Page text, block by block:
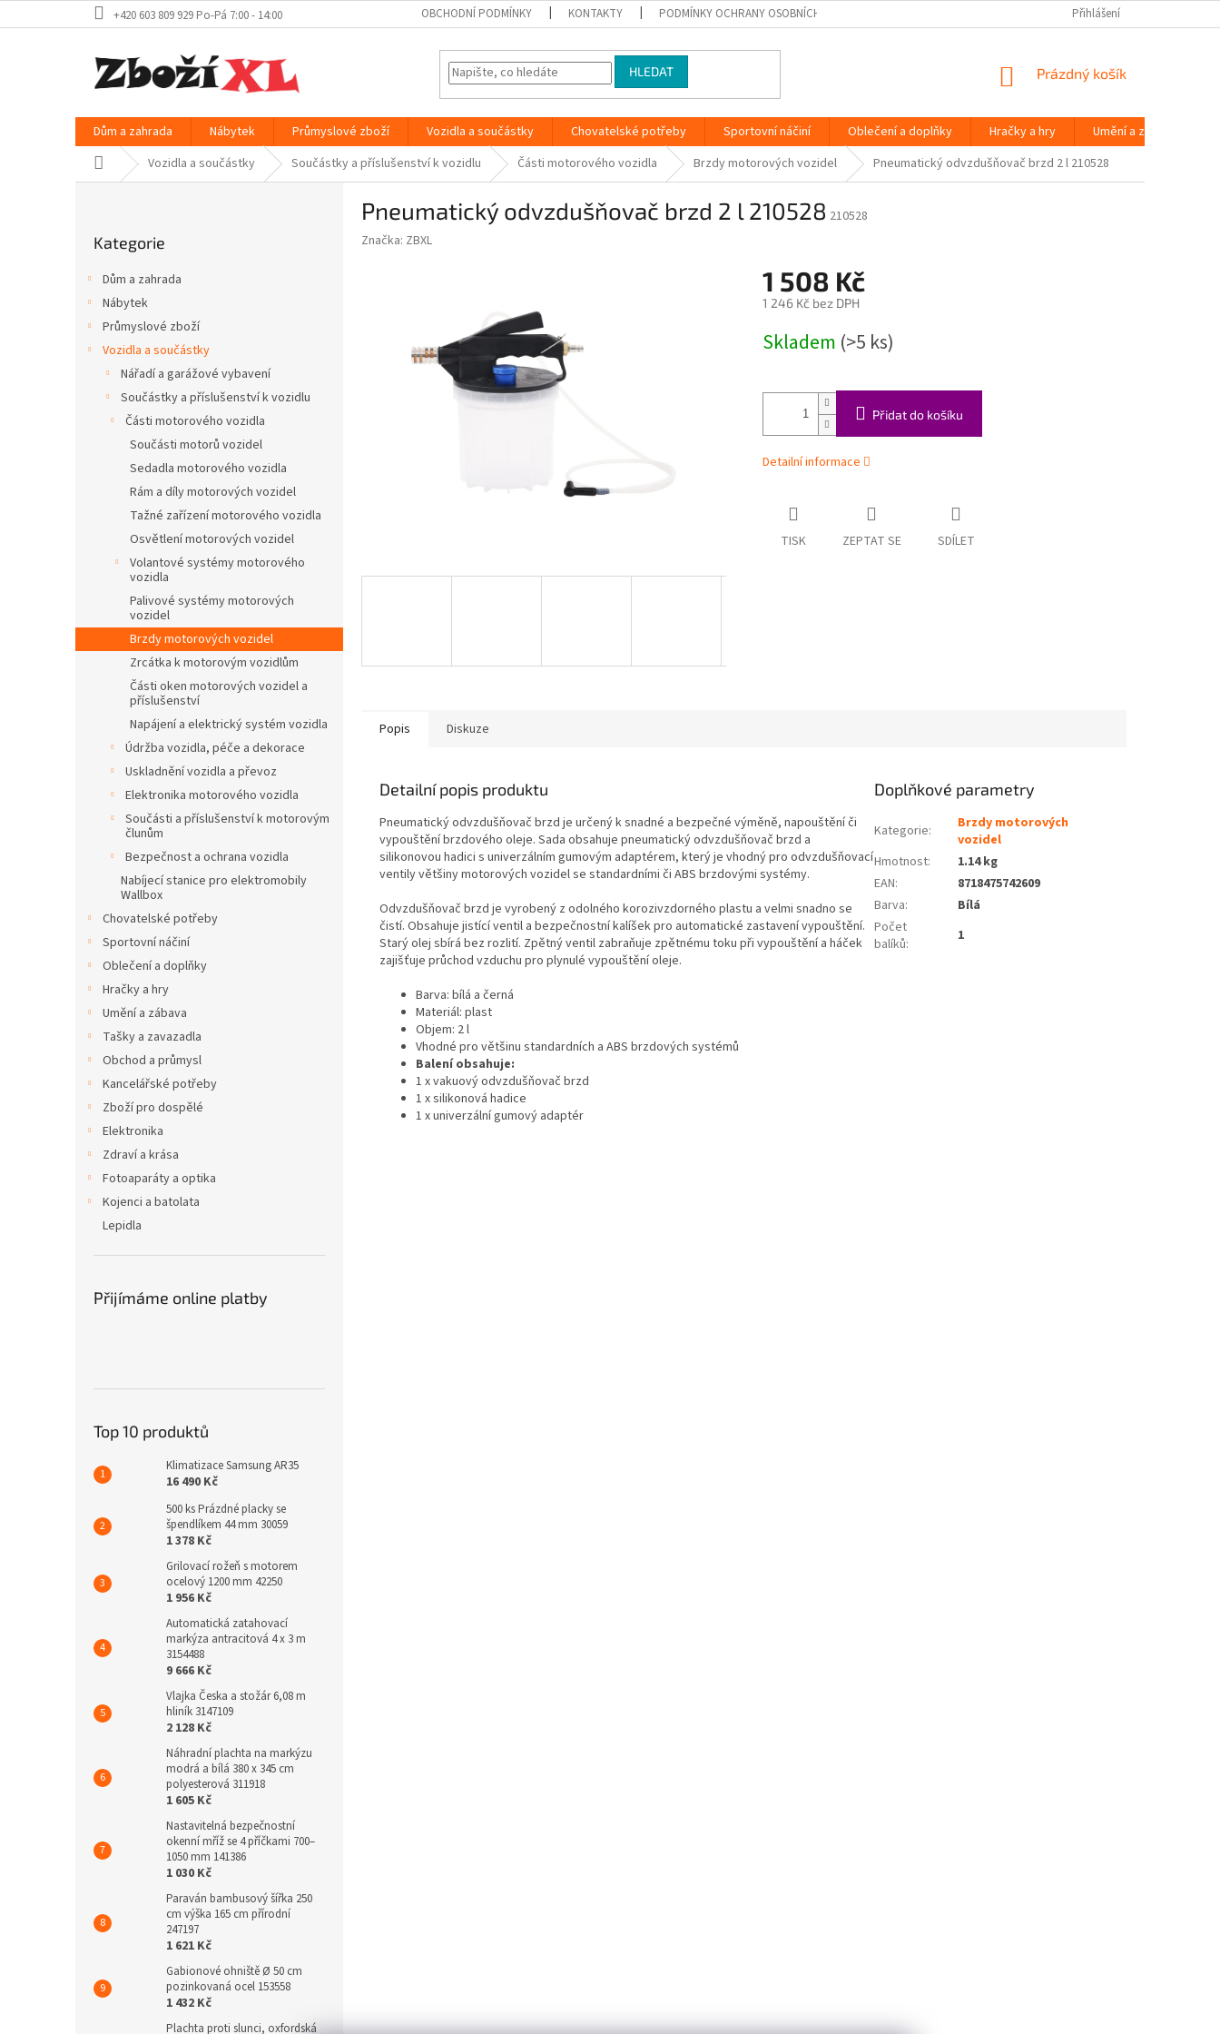
na
+420 603 809 929 Po-Pá 7:00 - 14:00 OBCHODNÍ PODMÍNKY KONTAKTY PODMÍNKY OCHRANY OSOBNÍCH ÚDAJŮ Přihlášení
HLEDAT
NÁKUPNÍ
Prázdný košík
Dům a zahrada Nábytek Průmyslové zboží Vozidla a součástky Chovatelské potřeby Sportovní náčiní Oblečení a doplňky Hračky a hry Umění a zábava
Domů Vozidla a součástky Součástky a příslušenství k vozidlu Části motorového vozidla Brzdy motorových vozidel Pneumatický odvzdušňovač brzd 2 l 210528
kategorie
Kategorie
Dům a zahrada
Nábytek
Průmyslové zboží
Vozidla a součástky
Nářadí a garážové vybavení
Součástky a příslušenství k vozidlu
Části motorového vozidla
Součásti motorů vozidel
Sedadla motorového vozidla
Rám a díly motorových vozidel
Tažné zařízení motorového vozidla
Osvětlení motorových vozidel
Volantové systémy motorového
vozidla
Palivové systémy motorových
vozidel
Brzdy motorových vozidel
Zrcátka k motorovým vozidlům
Části oken motorových vozidel a
příslušenství
Napájení a elektrický systém vozidla
Údržba vozidla, péče a dekorace
Uskladnění vozidla a převoz
Elektronika motorového vozidla
Součásti a příslušenství k motorovým
člunům
Bezpečnost a ochrana vozidla
Nabíjecí stanice pro elektromobily
Wallbox
Chovatelské potřeby
Sportovní náčiní
Oblečení a doplňky
Hračky a hry
Umění a zábava
Tašky a zavazadla
Obchod a průmysl
Kancelářské potřeby
Zboží pro dospělé
Elektronika
Zdraví a krása
Fotoaparáty a optika
Kojenci a batolata
Lepidla
Přijímáme online platby
Top 10 produktů
Klimatizace Samsung AR35
16 490 Kč
500 ks Prázdné placky se
špendlíkem 44 mm 30059
1 378 Kč
Grilovací rožeň s motorem
ocelový 1200 mm 42250
1 956 Kč
Automatická zatahovací
markýza antracitová 4 x 3 m
3154488
9 666 Kč
Vlajka Česka a stožár 6,08 m
hliník 3147109
2 128 Kč
Náhradní plachta na markýzu
modrá a bílá 380 x 345 cm
polyesterová 311918
1 605 Kč
Nastavitelná bezpečnostní
okenní mříž se 4 příčkami 700–
1050 mm 141386
1 030 Kč
Paraván bambusový šířka 250
cm výška 165 cm přírodní
247197
1 621 Kč
Gabionové ohniště Ø 50 cm
pozinkovaná ocel 153558
1 432 Kč
Plachta proti slunci, oxfordská
Pneumatický odvzdušňovač brzd 2 l 210528 210528
Značka: ZBXL
1 508 Kč
1 246 Kč bez DPH
cena:
Skladem (>5 ks)
Přidat do košíku
Detailní informace
TISK ZEPTAT SE SDÍLET
Popis Diskuze
Detailní popis produktu
Pneumatický odvzdušňovač brzd je určený k snadné a bezpečné výměně, napouštění či
vypouštění brzdového oleje. Sada obsahuje pneumatický odvzdušňovač brzd a
silikonovou hadici s univerzálním gumovým adaptérem, který je vhodný pro odvzdušňovací
ventily většiny motorových vozidel se standardními či ABS brzdovými systémy.
Odvzdušňovač brzd je vyrobený z odolného korozivzdorného plastu a velmi snadno se
čistí. Obsahuje jistící ventil a bezpečnostní kalíšek pro automatické zastavení vypouštění.
Starý olej sbírá bez rozlití. Zpětný ventil zabraňuje zpětnému toku při vypouštění a háček
zajišťuje průchod vzduchu pro plynulé vypouštění oleje.
Barva: bílá a černá
Materiál: plast
Objem: 2 l
Vhodné pro většinu standardních a ABS brzdových systémů
Balení obsahuje:
1 x vakuový odvzdušňovač brzd
1 x silikonová hadice
1 x univerzální gumový adaptér
Doplňkové parametry
Kategorie:
Brzdy motorových
vozidel
Hmotnost:
1.14 kg
EAN:
8718475742609
Barva:
Bílá
Počet
balíků: 1